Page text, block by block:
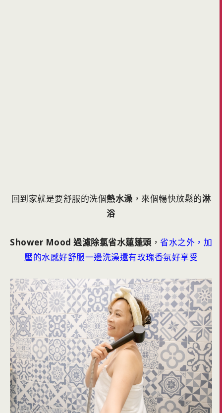
回到家就是要舒服的洗個熱水澡 ，來個暢快放鬆的淋
浴
Shower Mood 過濾除氯省水蓮蓬頭 ， 省水之外，加
壓的水感好舒服一邊洗澡還有玫瑰香氛好享受